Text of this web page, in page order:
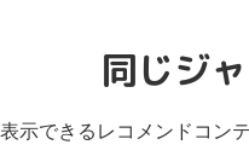
同じジ
表示できるレコメンドコン